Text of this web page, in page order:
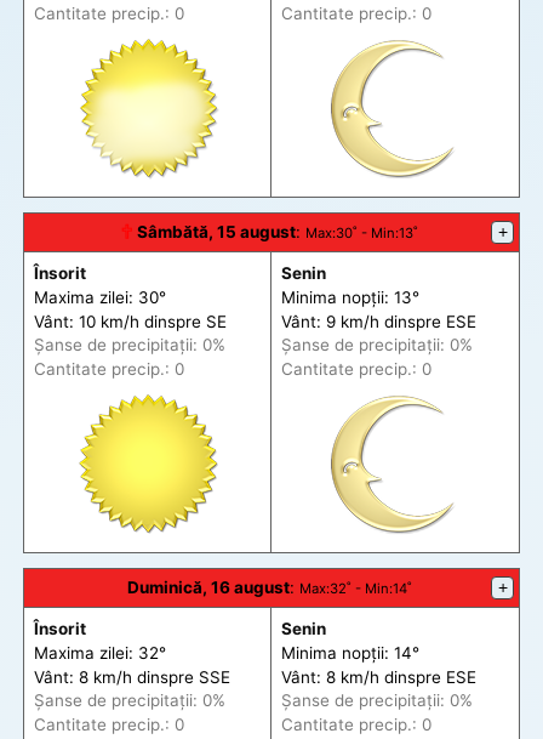
Cantitate precip.: 0 Cantitate precip.: 0
🕆 Sâmbătă, 15 august: Max:30˚ - Min:13˚ +
Însorit
Maxima zilei: 30°
Vânt: 10 km/h dinspre SE
Șanse de precipitații: 0%
Cantitate precip.: 0
Senin
Minima nopții: 13°
Vânt: 9 km/h dinspre ESE
Șanse de precipitații: 0%
Cantitate precip.: 0
Duminică, 16 august: Max:32˚ - Min:14˚ +
Însorit
Maxima zilei: 32°
Vânt: 8 km/h dinspre SSE
Șanse de precipitații: 0%
Cantitate precip.: 0
Senin
Minima nopții: 14°
Vânt: 8 km/h dinspre ESE
Șanse de precipitații: 0%
Cantitate precip.: 0